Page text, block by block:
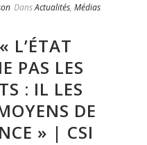
DansActualités, Médias
L’ÉTAT
PAS LES
: IL LES
DE
» | CSI